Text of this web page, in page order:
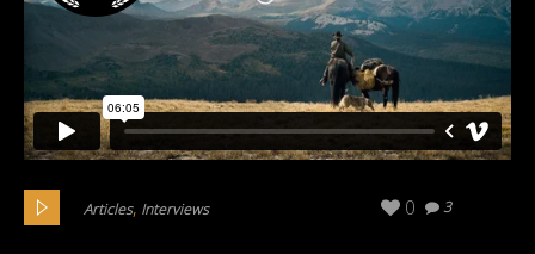
Articles, Interviews 3
0